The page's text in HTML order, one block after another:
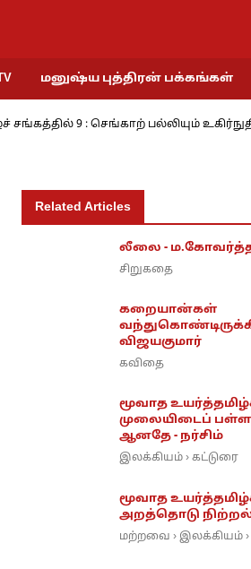
மனுஷ்ய புத்திரன் பக்கங்கள்
9 : செங்காற் பல்லியும் உகிர்நுதி
Related Articles
லீலை -
சிறுகதை
கறையான்கள்
விஜயகுமார்
கவிதை
மூவாத
முலையிடைப்
ஆனதே - நர்சிம்
இலக்கியம் › கட்டுரை
மூவாத
அறத்தொடு நிற்றல்
மற்றவை › இலக்கியம் ›